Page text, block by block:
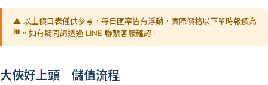
⚠️ 以上價目表僅供參考，每日匯率皆有浮動，實際價格以下單時報價為
準。如有疑問請透過 LINE 聯繫客服確認。
大俠好上頭｜儲值流程